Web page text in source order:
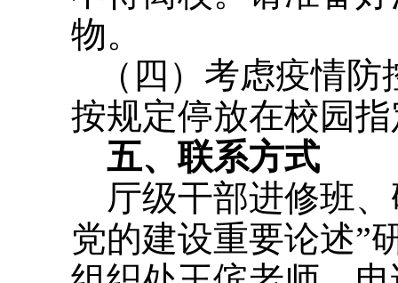
物。
（四）考虑疫情防
按规定停放在校园
五、联系方式
厅级干部进修班、
党的建设重要论述”